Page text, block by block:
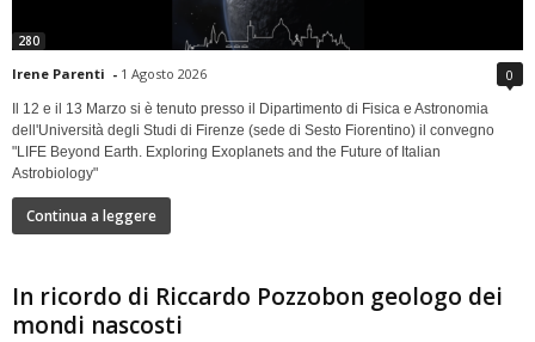
280
Irene Parenti - 1 Agosto 2026 0
Il 12 e il 13 Marzo si è tenuto presso il Dipartimento di Fisica e Astronomia
dell'Università degli Studi di Firenze (sede di Sesto Fiorentino) il convegno
"LIFE Beyond Earth. Exploring Exoplanets and the Future of Italian
Astrobiology"
Continua a leggere
In ricordo di Riccardo Pozzobon geologo dei
mondi nascosti